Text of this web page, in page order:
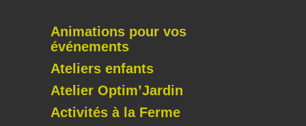
Animations pour vos
événements
Ateliers enfants
Atelier Optim’Jardin
Activités à la Ferme